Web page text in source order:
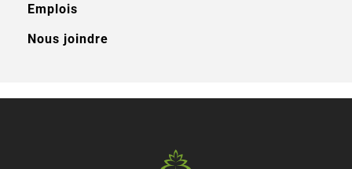
Emplois
Nous joindre